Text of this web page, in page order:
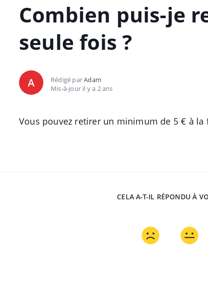
Combien puis-je
seule fois ?
A Rédigé parAdam
Mis-à-jour il y a 2 ans
Vous pouvez retirer un minimum de 5 € à la
CELA A-T-IL RÉPONDU À